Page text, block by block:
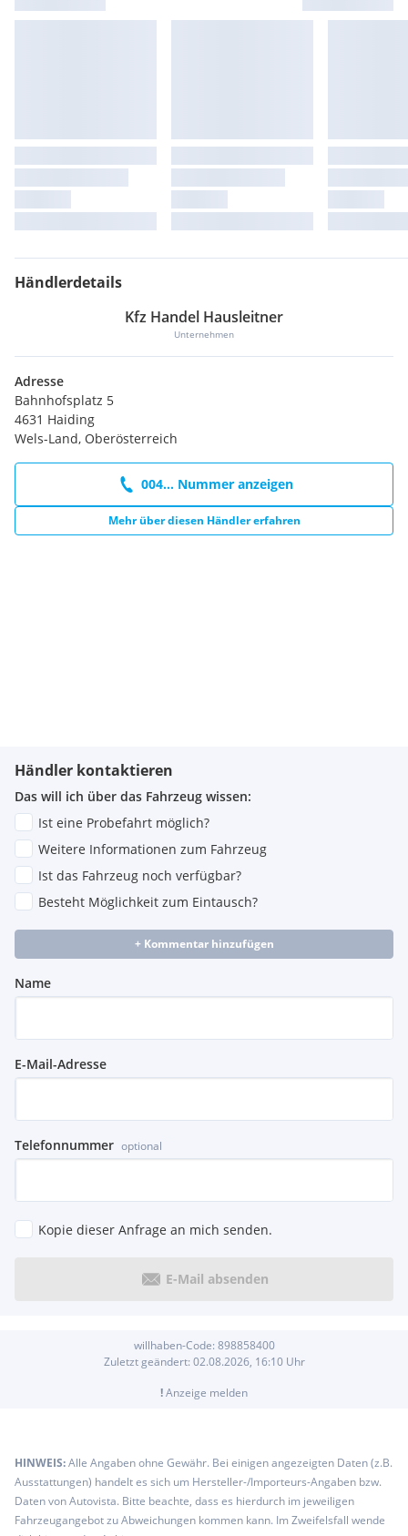
Händlerdetails
Kfz Handel Hausleitner
Unternehmen
Adresse
Bahnhofsplatz 5
4631 Haiding
Wels-Land, Oberösterreich
004... Nummer anzeigen
Mehr über diesen Händler erfahren
Händler kontaktieren
Das will ich über das Fahrzeug wissen:
Ist eine Probefahrt möglich?
Weitere Informationen zum Fahrzeug
Ist das Fahrzeug noch verfügbar?
Besteht Möglichkeit zum Eintausch?
+ Kommentar hinzufügen
Name
E-Mail-Adresse
Telefonnummer optional
Kopie dieser Anfrage an mich senden.
E-Mail absenden
willhaben-Code: 898858400
Zuletzt geändert: 02.08.2026, 16:10Uhr
!Anzeige melden
HINWEIS:Alle Angaben ohne Gewähr. Bei einigen angezeigten Daten (z.B.
Ausstattungen) handelt es sich um Hersteller-/Importeurs-Angaben bzw.
Daten von Autovista. Bitte beachte, dass es hierdurch im jeweiligen
Fahrzeugangebot zu Abweichungen kommen kann. Im Zweifelsfall wende